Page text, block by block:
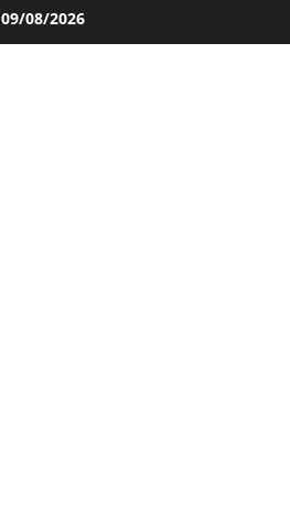
09/08/2026